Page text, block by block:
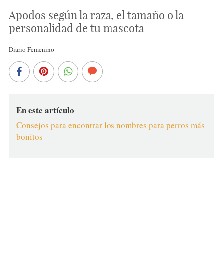
Apodos según la raza, el tamaño o la
personalidad de tu mascota
Diario Femenino
En este artículo
Consejos para encontrar los nombres para perros más
bonitos